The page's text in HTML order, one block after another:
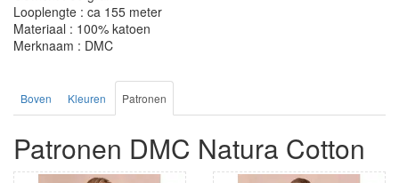
Looplengte : ca 155 meter
Materiaal : 100% katoen
Merknaam : DMC
Boven Kleuren Patronen
Patronen DMC Natura Cotton